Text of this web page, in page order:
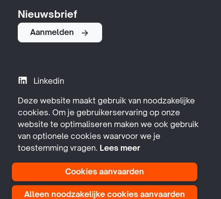
Nieuwsbrief
Aanmelden
Linkedin
Instagram
YouTube
Facebook
Deze website maakt gebruik van noodzakelijke
cookies. Om je gebruikerservaring op onze
website te optimaliseren maken we ook gebruik
van optionele cookies waarvoor we je
toestemming vragen. Lees meer
Cookies aanvaarden
Alleen noodzakelijke cookies aanvaarden